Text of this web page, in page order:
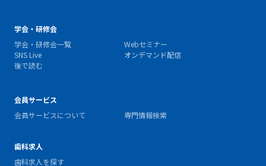
学会・研修会
学会・研修会一覧
Webセミナー
SNS Live
オンデマンド配信
後で読む
会員サービス
会員サービスについて
専門情報検索
歯科求人
歯科求人を探す